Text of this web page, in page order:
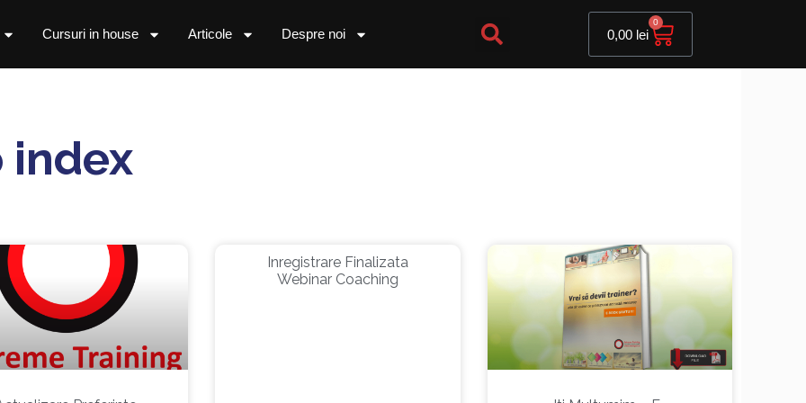
Cursuri in house Articole Despre noi 0,00 lei
0
Cart
index
Inregistrare Finalizata
Webinar Coaching